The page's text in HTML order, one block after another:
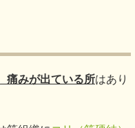
痛みが出ている所はあり